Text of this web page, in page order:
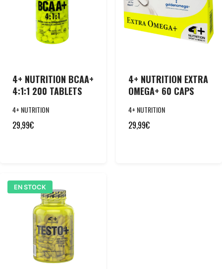
4+ NUTRITION BCAA+
4:1:1 200 TABLETS
4+ NUTRITION
29,99€
4+ NUTRITION EXTRA
OMEGA+ 60 CAPS
4+ NUTRITION
29,99€
EN STOCK